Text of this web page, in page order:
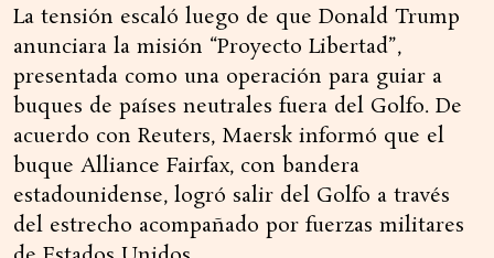
La tensión escaló luego de que Donald Trump
anunciara la misión “Proyecto Libertad”,
presentada como una operación para guiar a
buques de países neutrales fuera del Golfo. De
acuerdo con Reuters, Maersk informó que el
buque Alliance Fairfax, con bandera
estadounidense, logró salir del Golfo a través
del estrecho acompañado por fuerzas militares